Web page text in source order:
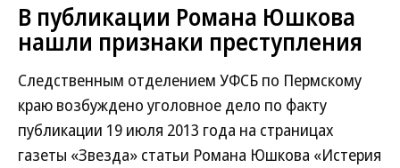
В публикации Романа Юшкова
нашли признаки преступления
Следственным отделением УФСБ по Пермскому
краю возбуждено уголовное дело по факту
публикации 19 июля 2013 года на страницах
газеты «Звезда» статьи Романа Юшкова «Истерия